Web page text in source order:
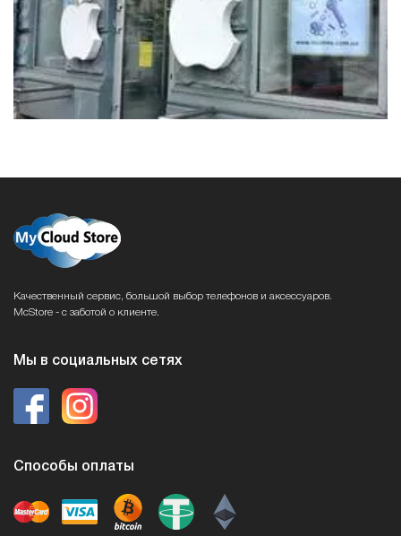
Качественный сервис, большой выбор телефонов и аксессуаров.
McStore - с заботой о клиенте.
Мы в социальных сетях
Способы оплаты